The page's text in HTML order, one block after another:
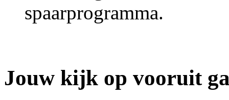
spaarprogramma.
Jouw kijk op vooruit